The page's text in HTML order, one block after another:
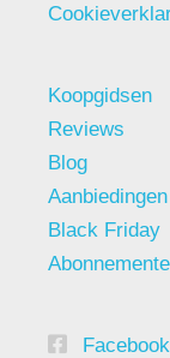
Koopgidsen
Reviews
Blog
Aanbiedingen
Black Friday